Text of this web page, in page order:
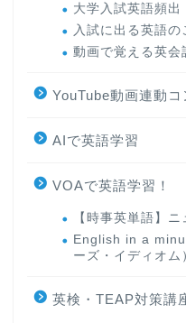
大学入試英語頻出
入試に出る英語の
動画で覚える英会
YouTube動画連動コ
AIで英語学習
VOAで英語学習！
【時事英単語】
English in a
ーズ・イディオム
英検・TEAP対策講